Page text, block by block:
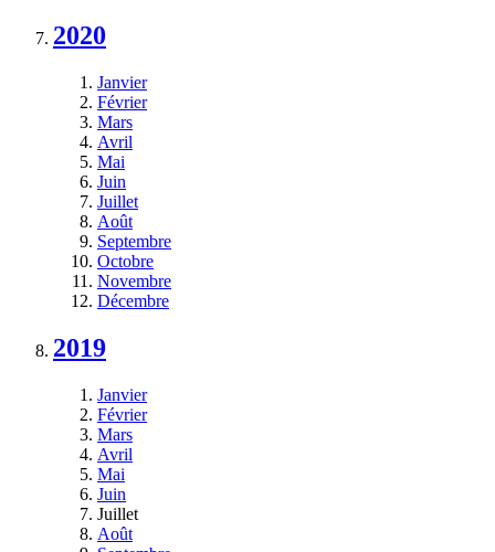
2020
Janvier
Février
Mars
Avril
Mai
Juin
Juillet
Août
Septembre
Octobre
Novembre
Décembre
2019
Janvier
Février
Mars
Avril
Mai
Juin
Juillet
Août